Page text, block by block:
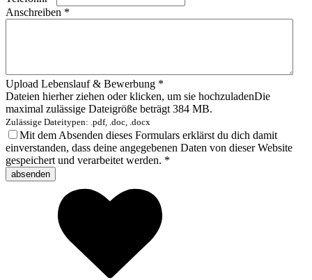
Anschreiben *
Upload Lebenslauf & Bewerbung *
Dateien hierher ziehen oder klicken, um sie hochzuladenDie
maximal zulässige Dateigröße beträgt 384 MB.
Zulässige Dateitypen: .pdf, .doc, .docx
Mit dem Absenden dieses Formulars erklärst du dich damit
einverstanden, dass deine angegebenen Daten von dieser Website
gespeichert und verarbeitet werden. *